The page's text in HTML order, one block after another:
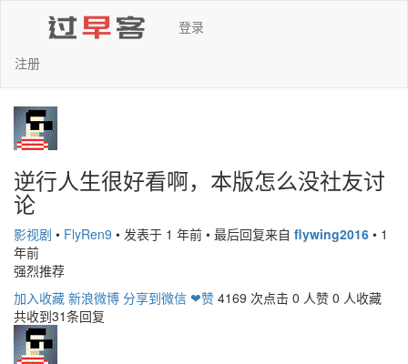
登录
注册
逆行人生很好看啊，本版怎么没社友讨
论
影视剧 • FlyRen9 • 发表于 1 年前 • 最后回复来自 flywing2016 • 1
年前
强烈推荐
加入收藏 新浪微博 分享到微信 ❤赞 4169 次点击 0 人赞 0 人收藏
共收到31条回复